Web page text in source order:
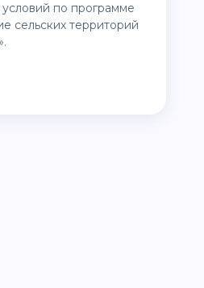
по программе
сельских территорий